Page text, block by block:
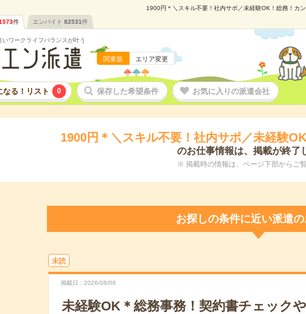
1900円＊＼スキル不要！社内サポ／未経験OK！総務！カ
件 エンバイト 82531件
いワークライフバランスが叶う
関東版 エリア変更
なる！リスト 0 保存した希望条件 お気に入りの派遣会社
1900円＊＼スキル不要！社内サポ／未経験
のお仕事情報は、掲載が終了
※ 掲載時の情報は、ページ下部からご
お探しの条件に近い派遣
未読
掲載日 2026/08/08
未経験OK＊総務事務！契約書チェック